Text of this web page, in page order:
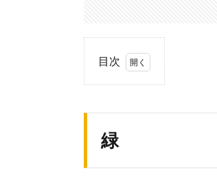
目次
1.
んな
緑